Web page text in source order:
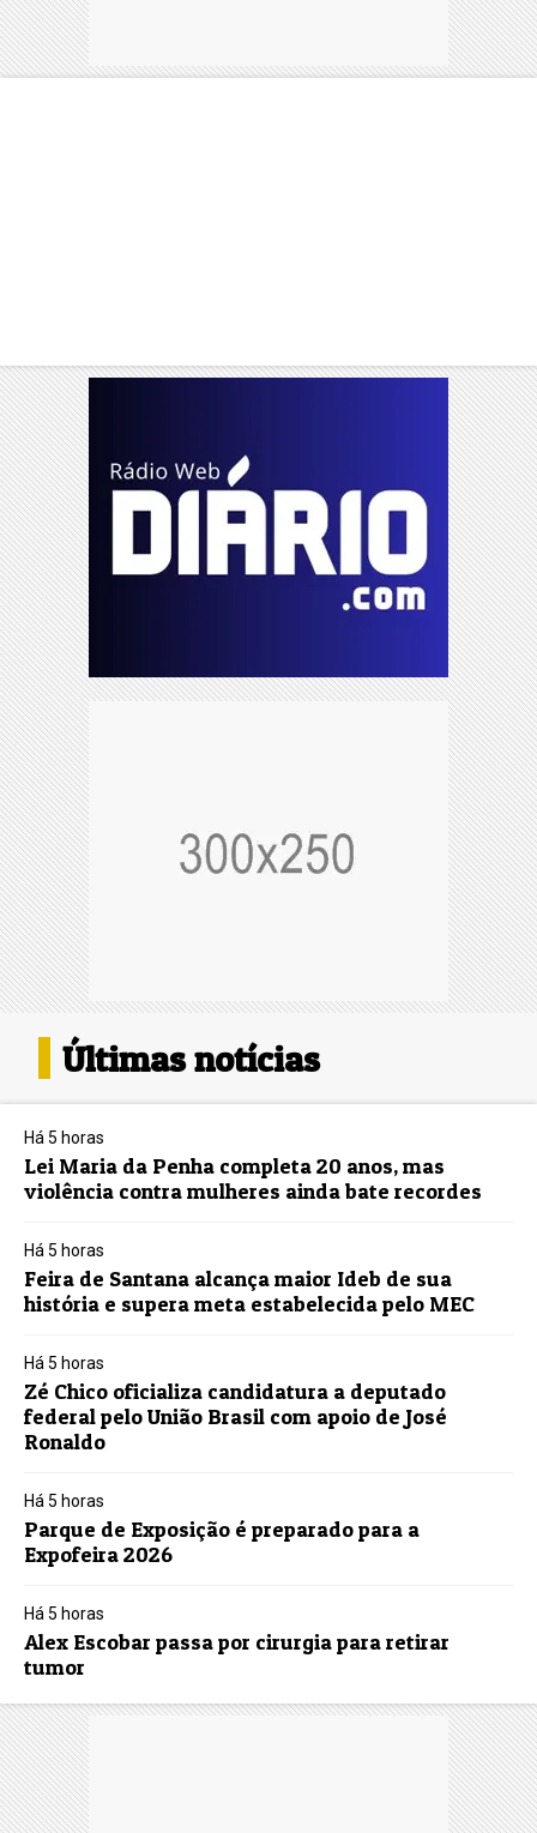
Últimas notícias
Há 5 horas
Lei Maria da Penha completa 20 anos, mas
violência contra mulheres ainda bate recordes
Há 5 horas
Feira de Santana alcança maior Ideb de sua
história e supera meta estabelecida pelo MEC
Há 5 horas
Zé Chico oficializa candidatura a deputado
federal pelo União Brasil com apoio de José
Ronaldo
Há 5 horas
Parque de Exposição é preparado para a
Expofeira 2026
Há 5 horas
Alex Escobar passa por cirurgia para retirar
tumor